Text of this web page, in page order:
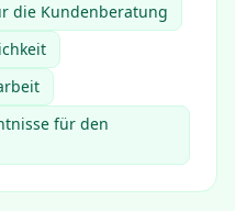
die Kundenberatung
für den